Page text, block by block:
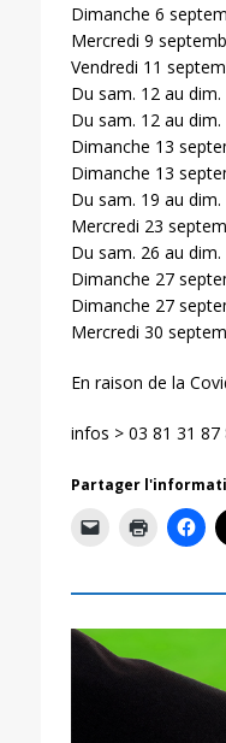
Dimanche 6
Mercredi 9
Vendredi 11
Du sam. 12 au
Du sam. 12 au
Dimanche 13
Dimanche 13
Du sam. 19 au
Mercredi 23
Du sam. 26 au
Dimanche 27
Dimanche 27
Mercredi 30
En raison de la
infos > 03 81 31 87
Partager